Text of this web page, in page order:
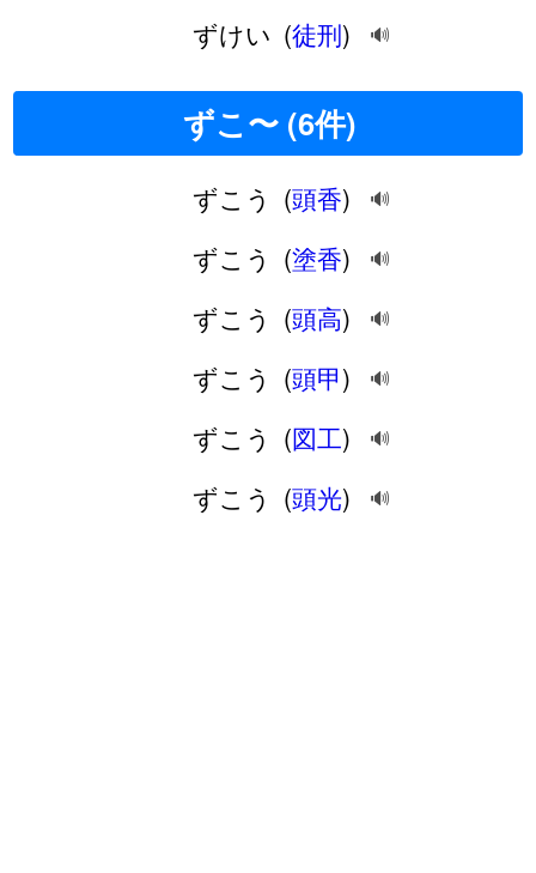
ずけい (徒刑) 🔊
ずこ〜 (6件)
ずこう (頭香) 🔊
ずこう (塗香) 🔊
ずこう (頭高) 🔊
ずこう (頭甲) 🔊
ずこう (図工) 🔊
ずこう (頭光) 🔊